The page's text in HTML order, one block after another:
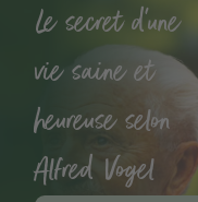
Le secret d'une
vie saine et
heureuse selon
Alfred Vogel